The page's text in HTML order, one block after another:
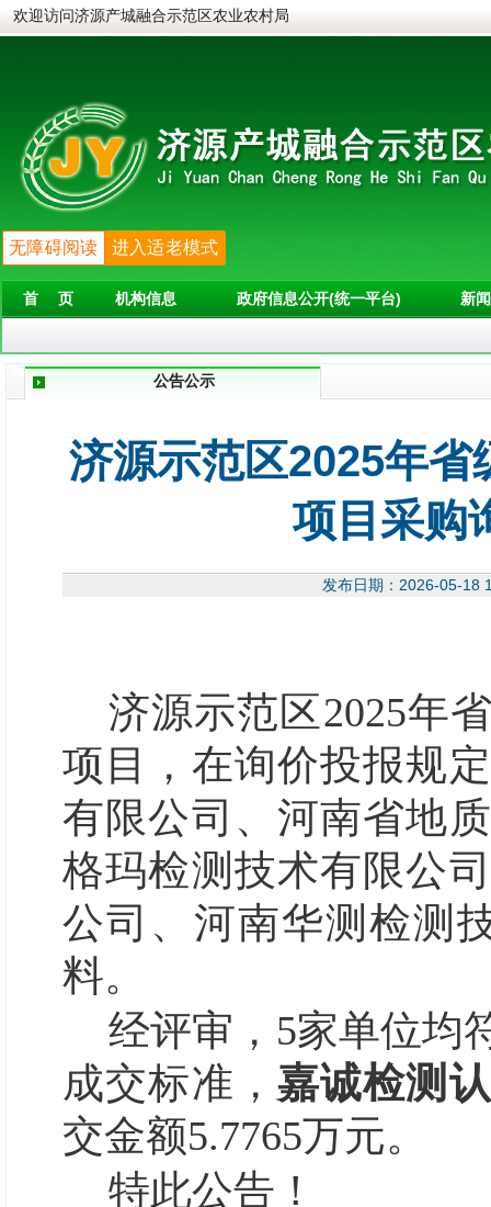
欢迎访问济源产城融合示范区农业农村局
无障碍阅读 进入适老模式
首 页 机构信息 政府信息公开(统一平台) 新
公告公示
济源示范区2025年
项目采购
发布日期：2026-
济源示范区2025年
项目
，在询价投报规
有限公司、河南省地
格玛检测技术有限公
公司、河南华测检测
料。
经评审， 5家单位均
成交标准， 嘉诚检测
交金额5.7765万元。
特此公告！